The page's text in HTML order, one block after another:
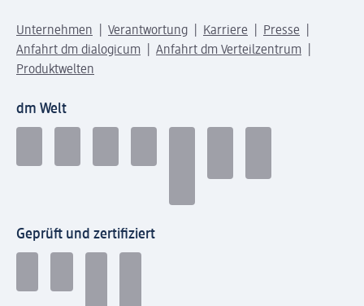
Unternehmen Verantwortung Karriere
Presse
Anfahrt dm dialogicum
Anfahrt dm Verteilzentrum
Produktwelten
dm Welt
Geprüft und zertifiziert